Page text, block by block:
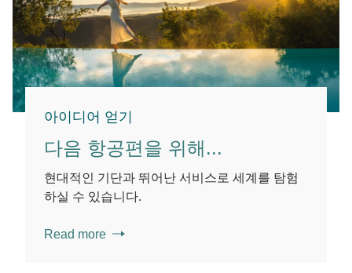
아이디어 얻기
다음 항공편을 위해...
현대적인 기단과 뛰어난 서비스로 세계를 탐험
하실 수 있습니다.
Read more